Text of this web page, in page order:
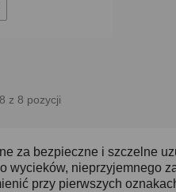
z 8 pozycji
za bezpieczne i szczelne
nieprzyjemnego
przy pierwszych